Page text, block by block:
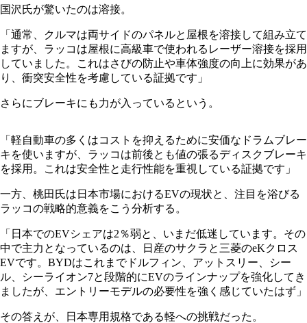
国沢氏が驚いたのは溶接。
「通常、クルマは両サイドのパネルと屋根を溶接して組み立て
ますが、ラッコは屋根に高級車で使われるレーザー溶接を採用
していました。これはさびの防止や車体強度の向上に効果があ
り、衝突安全性を考慮している証拠です」
さらにブレーキにも力が入っているという。
「軽自動車の多くはコストを抑えるために安価なドラムブレー
キを使いますが、ラッコは前後とも値の張るディスクブレーキ
を採用。これは安全性と走行性能を重視している証拠です」
一方、桃田氏は日本市場におけるEVの現状と、注目を浴びる
ラッコの戦略的意義をこう分析する。
「日本でのEVシェアは2％弱と、いまだ低迷しています。その
中で主力となっているのは、日産のサクラと三菱のeKクロス
EVです。BYDはこれまでドルフィン、アットスリー、シー
ル、シーライオン7と段階的にEVのラインナップを強化してき
ましたが、エントリーモデルの必要性を強く感じていたはず」
その答えが、日本専用規格である軽への挑戦だった。